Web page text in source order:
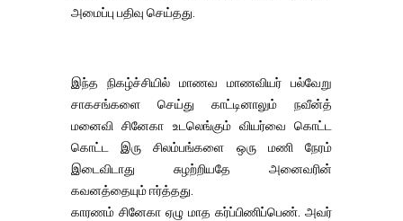
அமைப்பு பதிவு செய்தது.
இந்த நிகழ்ச்சியில் மாணவ மாணவியர் பல்வேறு
சாகசங்களை செய்து காட்டினாலும் நவீன்த்
மனைவி சினேகா உடலெங்கும் வியர்வை கொட்ட
கொட்ட இரு சிலம்பங்களை ஒரு மணி நேரம்
இடைவிடாது சுழற்றியதே அனைவரின்
கவனத்தையும் ஈர்த்தது.
காரணம் சினேகா ஏழு மாத கர்ப்பிணிப்பெண். அவர்